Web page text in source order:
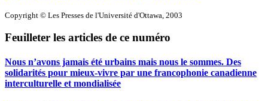
Copyright © Les Presses de l'Université d'Ottawa, 2003
Feuilleter les articles de ce numéro
Nous n’avons jamais été urbains mais nous le sommes. Des
solidarités pour mieux-vivre par une francophonie canadienne
interculturelle et mondialisée